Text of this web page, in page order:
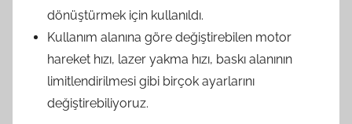
dönüştürmek için kullanıldı.
Kullanım alanına göre değiştirebilen motor
hareket hızı, lazer yakma hızı, baskı alanının
limitlendirilmesi gibi birçok ayarlarını
değiştirebiliyoruz.